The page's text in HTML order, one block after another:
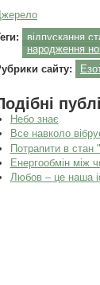
відпускання
народження
сайту:
Небо знає
Все навколо
Потрапити в стан
Енергообмін між
Любов – це наша